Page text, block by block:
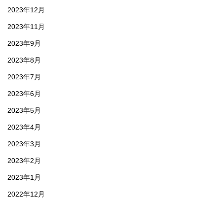
2023年12月
2023年11月
2023年9月
2023年8月
2023年7月
2023年6月
2023年5月
2023年4月
2023年3月
2023年2月
2023年1月
2022年12月